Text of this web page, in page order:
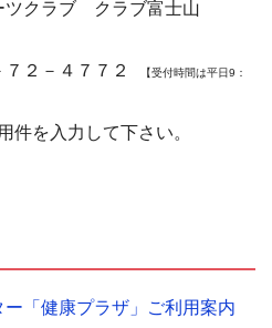
クラブ クラブ富士山
４７７２
【受付時間は平日9：
件を入力して下さい。
「健康プラザ」ご利用案内